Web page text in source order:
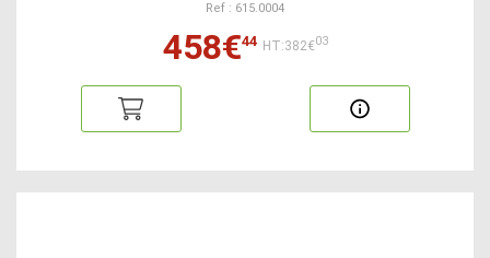
Ref : 615.0004
458€44 HT:382€03